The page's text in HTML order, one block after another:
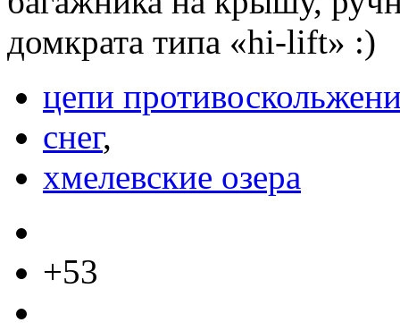
домкрата типа «hi-lift» :)
цепи
снег,
хмелевские озера
+53